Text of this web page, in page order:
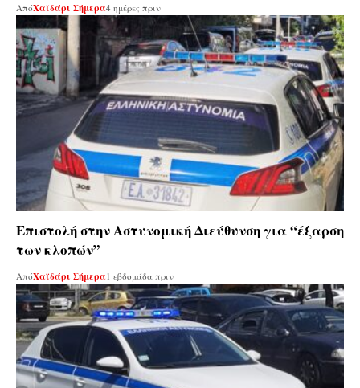
ΑπόΧαϊδάρι Σήμερα4 ημέρες πριν
Επιστολή στην Αστυνομική Διεύθυνση για “έξαρση
των κλοπών”
ΑπόΧαϊδάρι Σήμερα1 εβδομάδα πριν